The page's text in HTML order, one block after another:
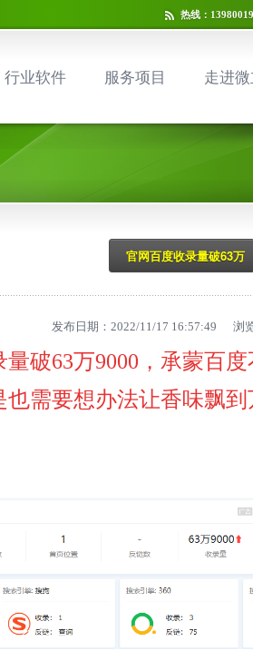
热线：
行业软件 服务项目 走进
官网百度收录量破63万
发布日期：2022/11/17 16:57:49 浏
破63万9000，承蒙百
也需要想办法让香味飘